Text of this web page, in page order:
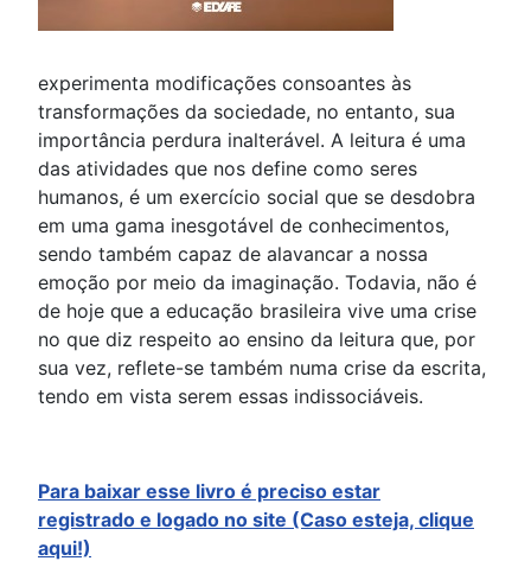
experimenta modificações consoantes às
transformações da sociedade, no entanto, sua
importância perdura inalterável. A leitura é uma
das atividades que nos define como seres
humanos, é um exercício social que se desdobra
em uma gama inesgotável de conhecimentos,
sendo também capaz de alavancar a nossa
emoção por meio da imaginação. Todavia, não é
de hoje que a educação brasileira vive uma crise
no que diz respeito ao ensino da leitura que, por
sua vez, reflete-se também numa crise da escrita,
tendo em vista serem essas indissociáveis.
Para baixar esse livro é preciso estar
registrado e logado no site (Caso esteja, clique
aqui!)